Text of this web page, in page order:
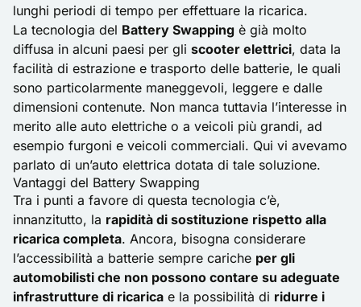
lunghi periodi di tempo per effettuare la ricarica.
La tecnologia del Battery Swapping è già molto
diffusa in alcuni paesi per gli scooter elettrici, data la
facilità di estrazione e trasporto delle batterie, le quali
sono particolarmente maneggevoli, leggere e dalle
dimensioni contenute. Non manca tuttavia l’interesse in
merito alle auto elettriche o a veicoli più grandi, ad
esempio furgoni e veicoli commerciali. Qui vi avevamo
parlato di un’auto elettrica dotata di tale soluzione.
Vantaggi del Battery Swapping
Tra i punti a favore di questa tecnologia c’è,
innanzitutto, la rapidità di sostituzione rispetto alla
ricarica completa. Ancora, bisogna considerare
l’accessibilità a batterie sempre cariche per gli
automobilisti che non possono contare su adeguate
infrastrutture di ricarica e la possibilità di ridurre i